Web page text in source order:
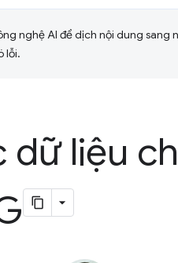
nghệ AI để dịch nội dung sang
lỗi.
dữ liệu